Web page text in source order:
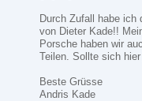
Durch Zufall habe
von Dieter Kade!!
Porsche haben wir
Teilen. Sollte sich
Beste Grüsse
Andris Kade